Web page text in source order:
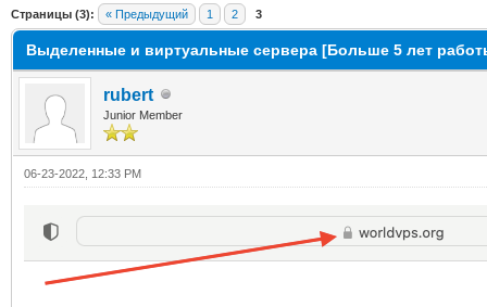
Страницы (3): « Предыдущий 1 2 3
Выделенные и виртуальные сервера [Больше 5 лет
rubert
Junior Member
06-23-2022, 12:33 PM